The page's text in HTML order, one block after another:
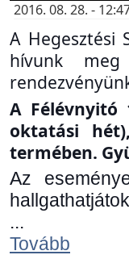
2016. 08. 28. -
A Hegesztési
hívunk
A Félévnyitó
oktatási
termében.
Az
...
Tovább